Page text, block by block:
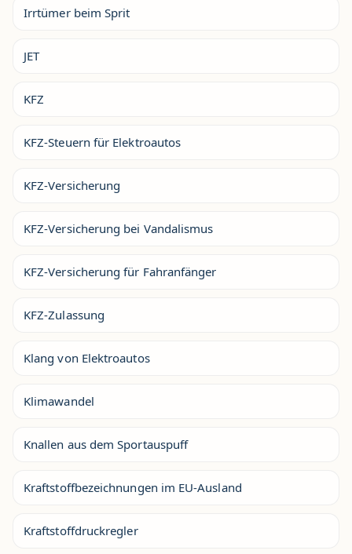
Irrtümer beim Sprit
JET
KFZ
KFZ-Steuern für Elektroautos
KFZ-Versicherung
KFZ-Versicherung bei Vandalismus
KFZ-Versicherung für Fahranfänger
KFZ-Zulassung
Klang von Elektroautos
Klimawandel
Knallen aus dem Sportauspuff
Kraftstoffbezeichnungen im EU-Ausland
Kraftstoffdruckregler